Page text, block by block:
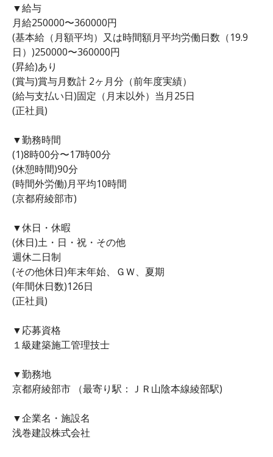
▼給与
月給250000〜360000円
(基本給（月額平均）又は時間額月平均労働日数（19.9
日）)250000〜360000円
(昇給)あり
(賞与)賞与月数計 2ヶ月分（前年度実績）
(給与支払い日)固定（月末以外）当月25日
(正社員)
▼勤務時間
(1)8時00分〜17時00分
(休憩時間)90分
(時間外労働)月平均10時間
(京都府綾部市)
▼休日・休暇
(休日)土・日・祝・その他
週休二日制
(その他休日)年末年始、ＧＷ、夏期
(年間休日数)126日
(正社員)
▼応募資格
１級建築施工管理技士
▼勤務地
京都府綾部市 （最寄り駅：ＪＲ山陰本線綾部駅)
▼企業名・施設名
浅巻建設株式会社